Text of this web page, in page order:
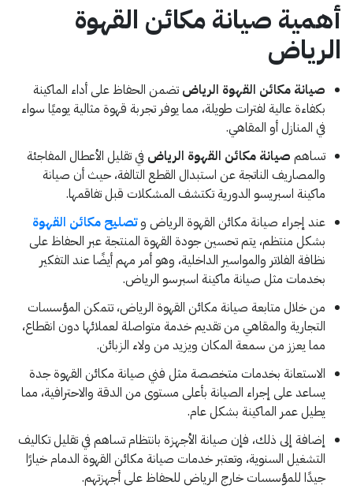
أهمية صيانة مكائن القهوة
الرياض
صيانة مكائن القهوة الرياض تضمن الحفاظ على أداء الماكينة
بكفاءة عالية لفترات طويلة، مما يوفر تجربة قهوة مثالية يوميًا سواء
في المنازل أو المقاهي.
تساهم صيانة مكائن القهوة الرياض في تقليل الأعطال المفاجئة
والمصاريف الناتجة عن استبدال القطع التالفة، حيث أن صيانة
ماكينة اسبريسو الدورية تكتشف المشكلات قبل تفاقمها.
عند إجراء صيانة مكائن القهوة الرياض وتصليح مكائن القهوة
بشكل منتظم، يتم تحسين جودة القهوة المنتجة عبر الحفاظ على
نظافة الفلاتر والمواسير الداخلية، وهو أمر مهم أيضًا عند التفكير
بخدمات مثل صيانة ماكينة اسبرسو الرياض.
من خلال متابعة صيانة مكائن القهوة الرياض، تتمكن المؤسسات
التجارية والمقاهي من تقديم خدمة متواصلة لعملائها دون انقطاع،
مما يعزز من سمعة المكان ويزيد من ولاء الزبائن.
الاستعانة بخدمات متخصصة مثل فني صيانة مكائن القهوة جدة
يساعد على إجراء الصيانة بأعلى مستوى من الدقة والاحترافية، مما
يطيل عمر الماكينة بشكل عام.
إضافة إلى ذلك، فإن صيانة الأجهزة بانتظام تساهم في تقليل تكاليف
التشغيل السنوية، وتعتبر خدمات صيانة مكائن القهوة الدمام خيارًا
جيدًا للمؤسسات خارج الرياض للحفاظ على أجهزتهم.